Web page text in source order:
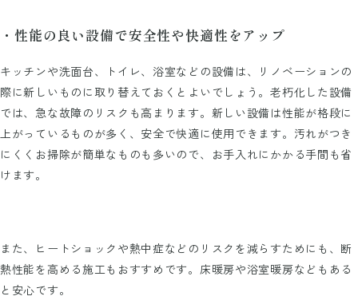
・性能の良い設備で安全性や快適性をアップ
キッチンや洗面台、トイレ、浴室などの設備は、リノベーションの
際に新しいものに取り替えておくとよいでしょう。老朽化した設備
では、急な故障のリスクも高まります。新しい設備は性能が格段に
上がっているものが多く、安全で快適に使用できます。汚れがつき
にくくお掃除が簡単なものも多いので、お手入れにかかる手間も省
けます。
また、ヒートショックや熱中症などのリスクを減らすためにも、断
熱性能を高める施工もおすすめです。床暖房や浴室暖房などもある
と安心です。